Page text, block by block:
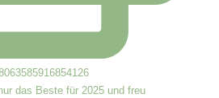
das Beste für 2025 und freu